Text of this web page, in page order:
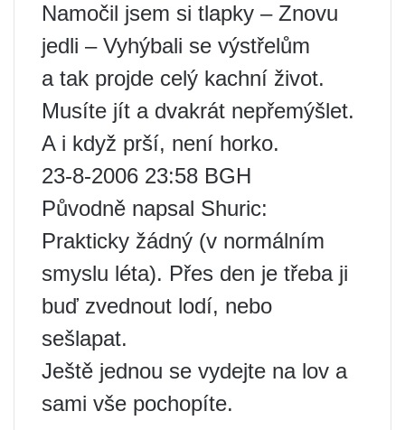
Namočil jsem si tlapky – Znovu
jedli – Vyhýbali se výstřelům
a tak projde celý kachní život.
Musíte jít a dvakrát nepřemýšlet.
A i když prší, není horko.
23-8-2006 23:58 BGH
Původně napsal Shuric:
Prakticky žádný (v normálním
smyslu léta). Přes den je třeba ji
buď zvednout lodí, nebo
sešlapat.
Ještě jednou se vydejte na lov a
sami vše pochopíte.